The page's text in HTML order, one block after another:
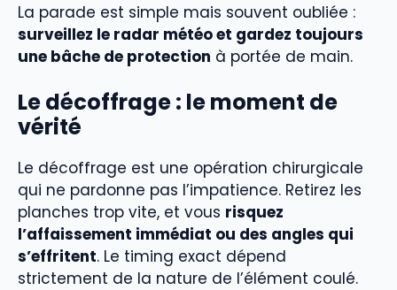
La parade est simple mais souvent oubliée :
surveillez le radar météo et gardez toujours
une bâche de protection à portée de main.
Le décoffrage : le moment de
vérité
Le décoffrage est une opération chirurgicale
qui ne pardonne pas l’impatience. Retirez les
planches trop vite, et vous risquez
l’affaissement immédiat ou des angles qui
s’effritent. Le timing exact dépend
strictement de la nature de l’élément coulé.